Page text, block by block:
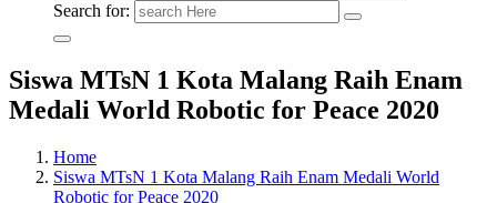
Search for:
Siswa MTsN 1 Kota Malang Raih Enam
Medali World Robotic for Peace 2020
Home
Siswa MTsN 1 Kota Malang Raih Enam Medali World
Robotic for Peace 2020